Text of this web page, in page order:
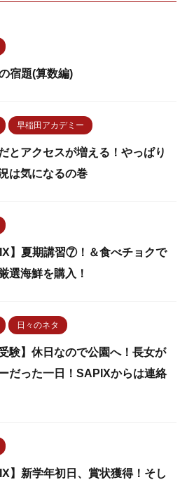
宿題(算数編)
早稲田アカデミー
とアクセスが増える！やっぱり
は気になるの巻
】夏期講習⑦！＆食べチョクで
選海鮮を購入！
日々のネタ
受験】休日なので公園へ！長女が
だった一日！SAPIXからは連絡
】新学年初日、賞状獲得！そし